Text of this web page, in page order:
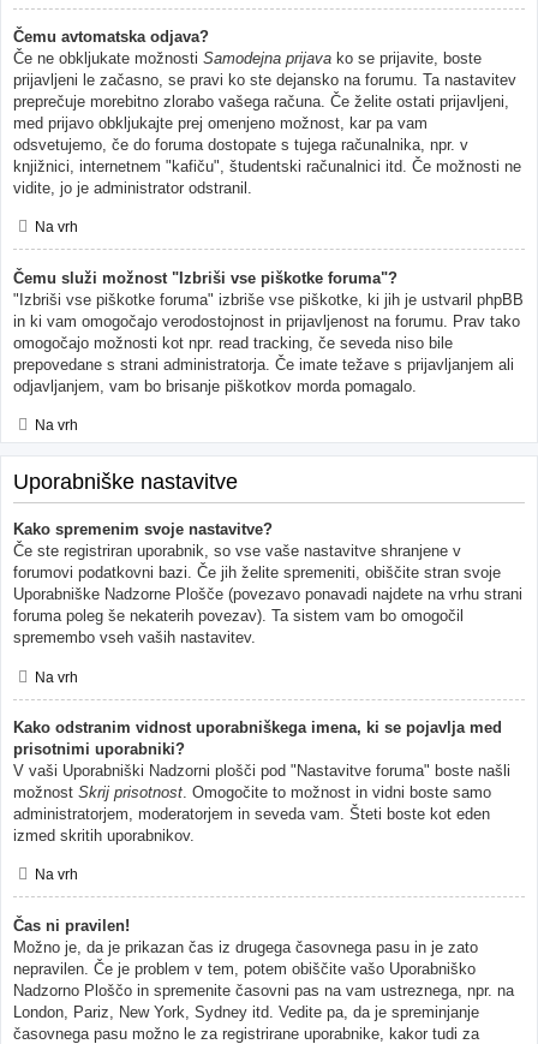
Čemu avtomatska odjava?
Če ne obkljukate možnosti Samodejna prijava ko se prijavite, boste
prijavljeni le začasno, se pravi ko ste dejansko na forumu. Ta nastavitev
preprečuje morebitno zlorabo vašega računa. Če želite ostati prijavljeni,
med prijavo obkljukajte prej omenjeno možnost, kar pa vam
odsvetujemo, če do foruma dostopate s tujega računalnika, npr. v
knjižnici, internetnem "kafiču", študentski računalnici itd. Če možnosti ne
vidite, jo je administrator odstranil.
Na vrh
Čemu služi možnost "Izbriši vse piškotke foruma"?
"Izbriši vse piškotke foruma" izbriše vse piškotke, ki jih je ustvaril phpBB
in ki vam omogočajo verodostojnost in prijavljenost na forumu. Prav tako
omogočajo možnosti kot npr. read tracking, če seveda niso bile
prepovedane s strani administratorja. Če imate težave s prijavljanjem ali
odjavljanjem, vam bo brisanje piškotkov morda pomagalo.
Na vrh
Uporabniške nastavitve
Kako spremenim svoje nastavitve?
Če ste registriran uporabnik, so vse vaše nastavitve shranjene v
forumovi podatkovni bazi. Če jih želite spremeniti, obiščite stran svoje
Uporabniške Nadzorne Plošče (povezavo ponavadi najdete na vrhu strani
foruma poleg še nekaterih povezav). Ta sistem vam bo omogočil
spremembo vseh vaših nastavitev.
Na vrh
Kako odstranim vidnost uporabniškega imena, ki se pojavlja med
prisotnimi uporabniki?
V vaši Uporabniški Nadzorni plošči pod "Nastavitve foruma" boste našli
možnost Skrij prisotnost . Omogočite to možnost in vidni boste samo
administratorjem, moderatorjem in seveda vam. Šteti boste kot eden
izmed skritih uporabnikov.
Na vrh
Čas ni pravilen!
Možno je, da je prikazan čas iz drugega časovnega pasu in je zato
nepravilen. Če je problem v tem, potem obiščite vašo Uporabniško
Nadzorno Ploščo in spremenite časovni pas na vam ustreznega, npr. na
London, Pariz, New York, Sydney itd. Vedite pa, da je spreminjanje
časovnega pasu možno le za registrirane uporabnike, kakor tudi za